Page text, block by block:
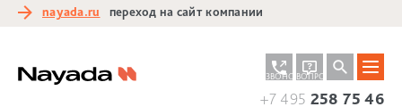
nayada.ru переход на сайт компании
ЗАКАЗАТЬ
ЗВОНОК
ЗАДАТЬ
ВОПРОС
+7 495 258 75 46